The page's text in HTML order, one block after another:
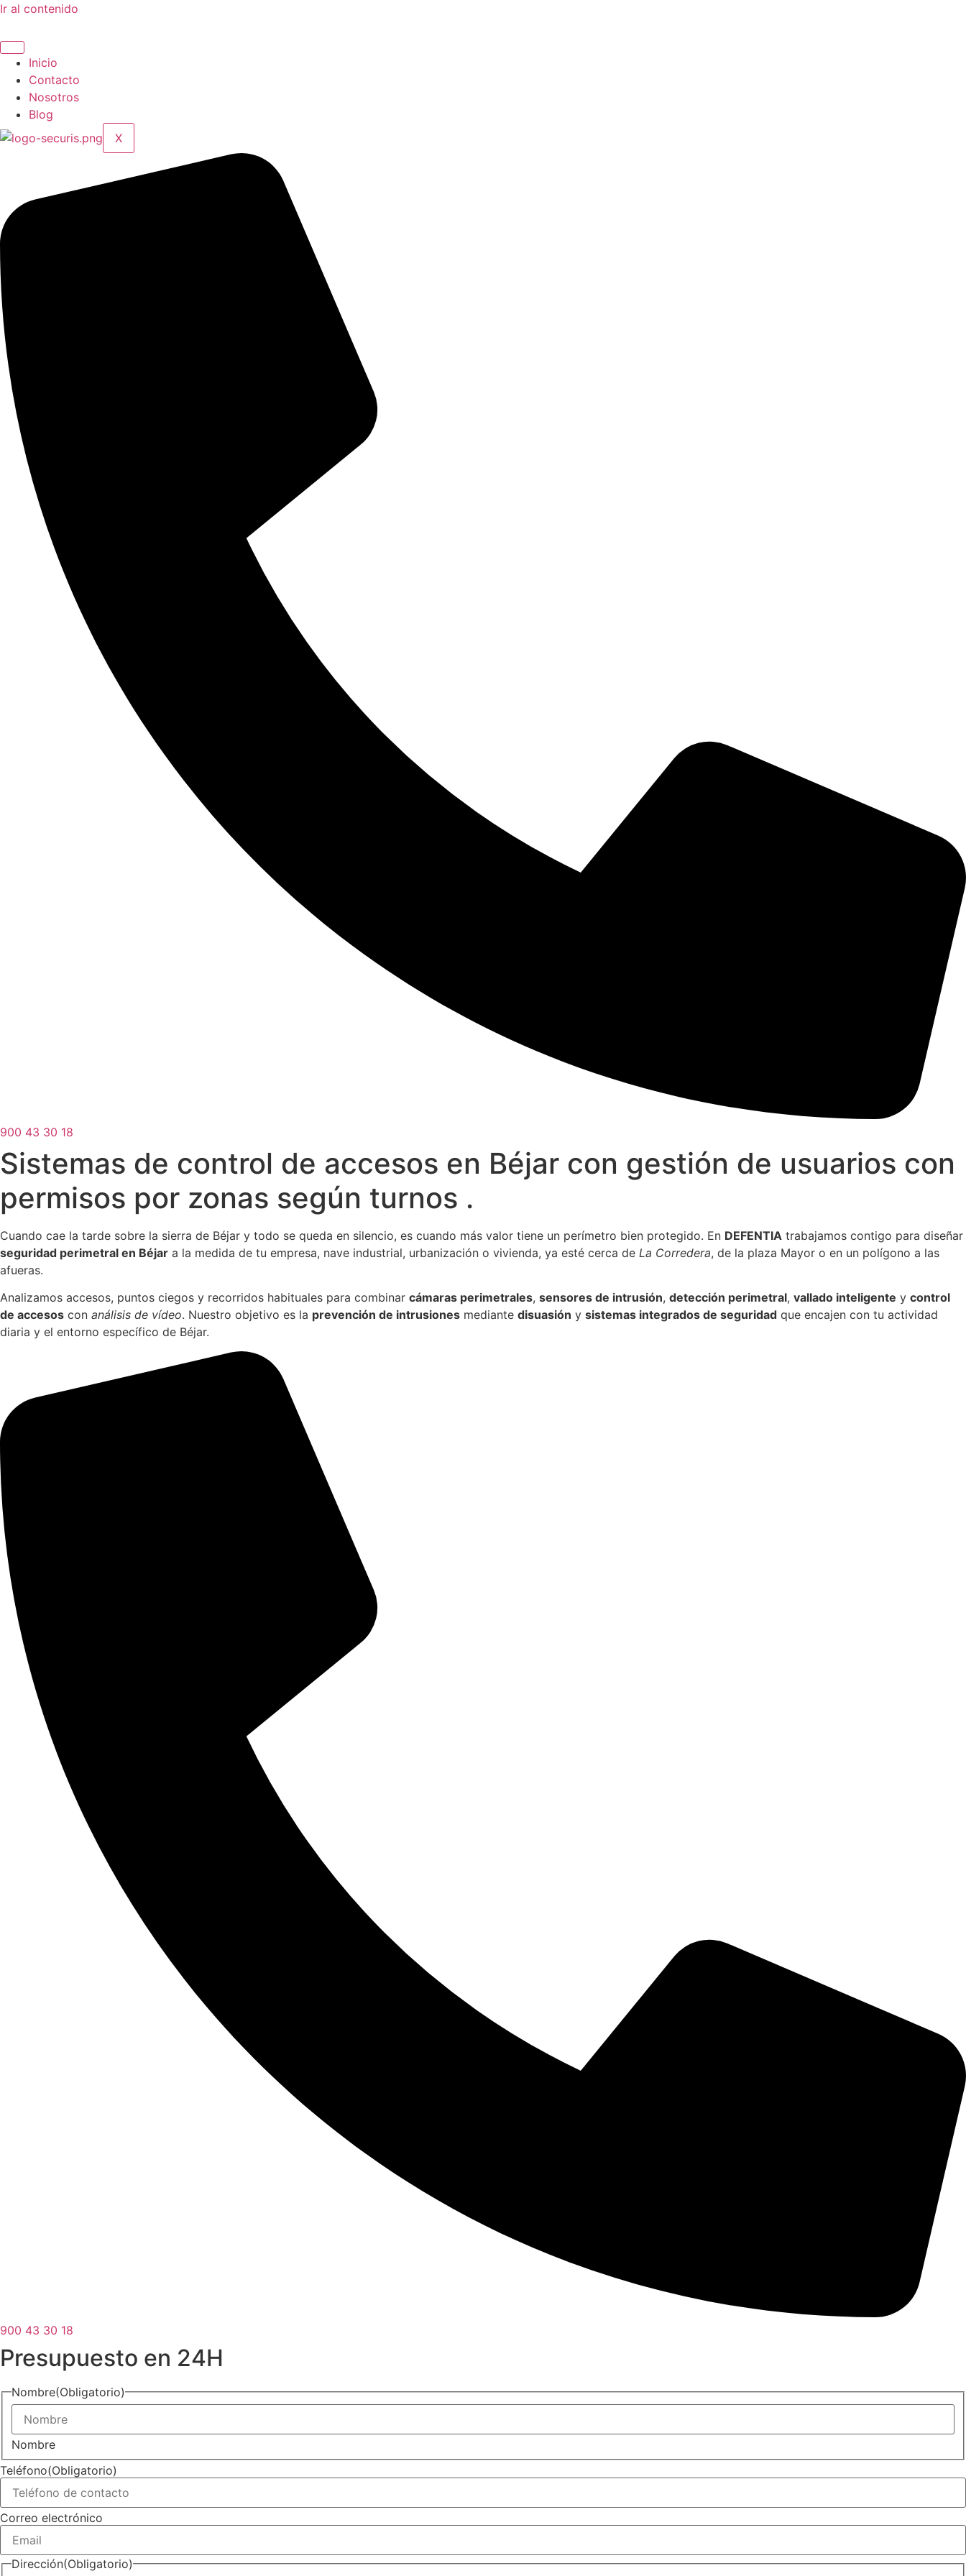
Ir al contenido
Inicio
Contacto
Nosotros
Blog
X
900 43 30 18
Sistemas de control de accesos en Béjar con gestión de usuarios con
permisos por zonas según turnos .
Cuando cae la tarde sobre la sierra de Béjar y todo se queda en silencio, es cuando más valor tiene un perímetro bien protegido. En DEFENTIA trabajamos contigo para diseñar
seguridad perimetral en Béjar a la medida de tu empresa, nave industrial, urbanización o vivienda, ya esté cerca de La Corredera, de la plaza Mayor o en un polígono a las
afueras.
Analizamos accesos, puntos ciegos y recorridos habituales para combinar cámaras perimetrales, sensores de intrusión, detección perimetral, vallado inteligente y control
de accesos con análisis de vídeo. Nuestro objetivo es la prevención de intrusiones mediante disuasión y sistemas integrados de seguridad que encajen con tu actividad
diaria y el entorno específico de Béjar.
900 43 30 18
Presupuesto en 24H
Nombre(Obligatorio)
Nombre
Teléfono(Obligatorio)
Correo electrónico
Dirección(Obligatorio)